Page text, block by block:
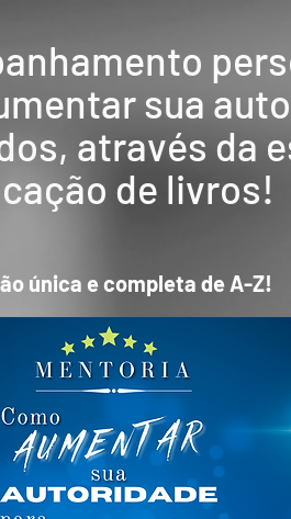
sua
através da
de livros!
única e completa de A-Z!